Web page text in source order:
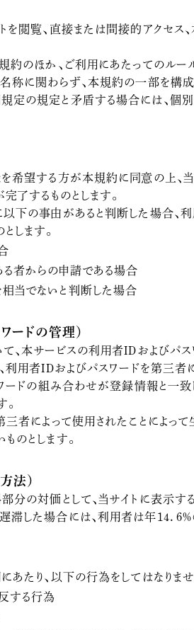
を閲覧、直接または間接的アクセス
約のほか、ご利用にあたってのルー
称に関わらず、本規約の一部を構成
定の規定と矛盾する場合には、個
希望する方が本規約に同意の上、
了するものとします。
下の事由があると判断した場合、
します。
者からの申請である場合
当でないと判断した場合
ードの管理）
、本サービスの利用者IDおよびパス
利用者IDおよびパスワードを第三者
ードの組み合わせが登録情報と一
。
者によって使用されたことによっ
のとします。
法）
分の対価として、当サイトに表示す
した場合には、利用者は年14．6％
あたり、以下の行為をしてはなりませ
する行為